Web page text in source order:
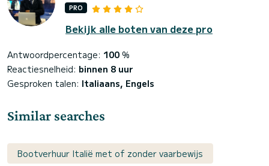
PRO
Bekijk alle boten van deze pro
Antwoordpercentage: 100 %
Reactiesnelheid: binnen 8 uur
Gesproken talen: Italiaans, Engels
Similar searches
Bootverhuur Italië met of zonder vaarbewijs